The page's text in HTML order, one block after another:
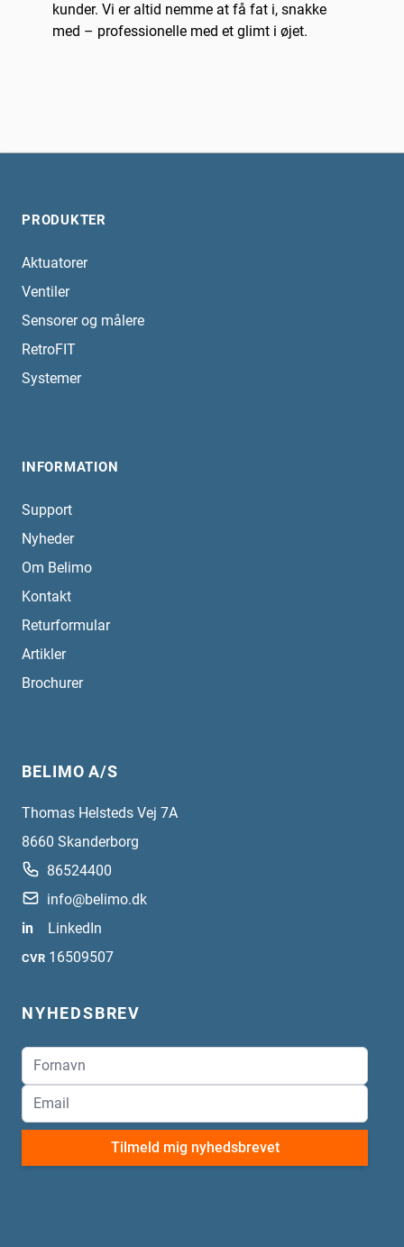
kunder. Vi er altid nemme at få fat i, snakke
med – professionelle med et glimt i øjet.
PRODUKTER
Aktuatorer
Ventiler
Sensorer og målere
RetroFIT
Systemer
INFORMATION
Support
Nyheder
Om Belimo
Kontakt
Returformular
Artikler
Brochurer
BELIMO A/S
Thomas Helsteds Vej 7A
8660 Skanderborg
86524400
info@belimo.dk
in
LinkedIn
CVR 16509507
NYHEDSBREV
Tilmeld mig nyhedsbrevet